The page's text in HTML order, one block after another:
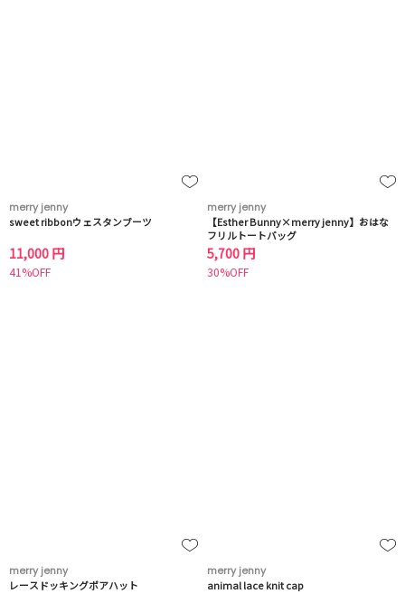
merry jenny
sweet ribbonウェスタンブーツ
11,000 円
41%OFF
merry jenny
【Esther Bunny×merry jenny】おはな
フリルトートバッグ
5,700 円
30%OFF
merry jenny
レースドッキングボアハット
merry jenny
animal lace knit cap